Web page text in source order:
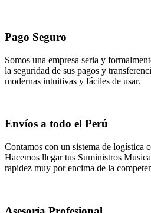
Pago Seguro
Somos una empresa seria y
la seguridad de sus pagos y
modernas intuitivas y fáciles de usar.
Envíos a todo el Perú
Contamos con un sistema de logística
Hacemos llegar tus Suministros
rapidez muy por encima de la